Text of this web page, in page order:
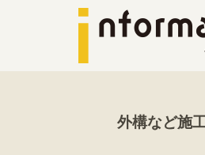
外構など施